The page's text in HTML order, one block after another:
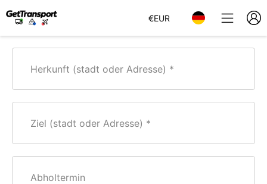
€EUR
Herkunft (stadt oder Adresse)
Ziel (stadt oder Adresse)
Abholtermin